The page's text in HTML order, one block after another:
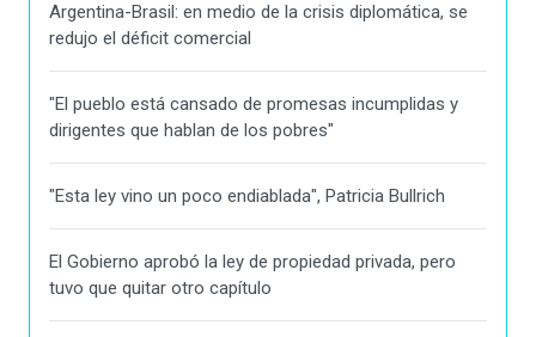
Argentina-Brasil: en medio de la crisis diplomática, se
redujo el déficit comercial
"El pueblo está cansado de promesas incumplidas y
dirigentes que hablan de los pobres"
"Esta ley vino un poco endiablada", Patricia Bullrich
El Gobierno aprobó la ley de propiedad privada, pero
tuvo que quitar otro capítulo